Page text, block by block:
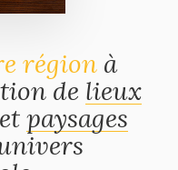
région à
de lieux
etpaysages